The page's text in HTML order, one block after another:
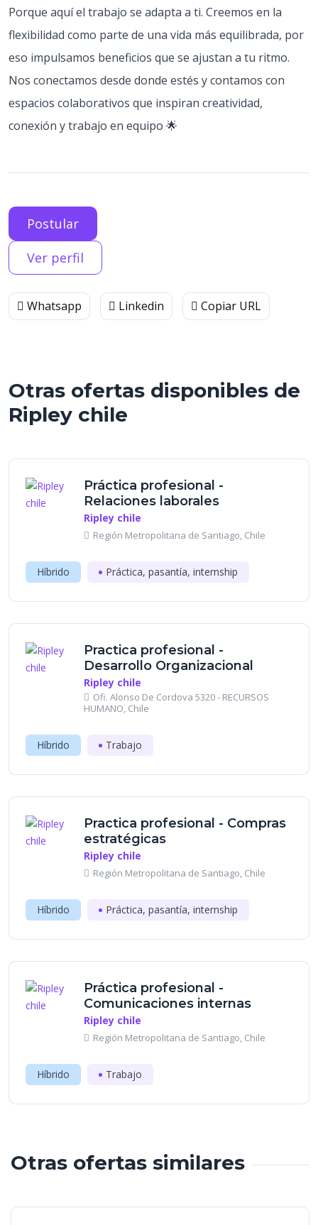
Porque aquí el trabajo se adapta a ti. Creemos en la
flexibilidad como parte de una vida más equilibrada, por
eso impulsamos beneficios que se ajustan a tu ritmo.
Nos conectamos desde donde estés y contamos con
espacios colaborativos que inspiran creatividad,
conexión y trabajo en equipo 🌟
Postular
Ver perfil
Whatsapp Linkedin Copiar URL
Otras ofertas disponibles de
Ripley chile
Práctica profesional -
Relaciones laborales
Ripley chile
Región Metropolitana de Santiago, Chile
Híbrido Práctica, pasantía, internship
Practica profesional -
Desarrollo Organizacional
Ripley chile
Ofi. Alonso De Cordova 5320 - RECURSOS
HUMANO, Chile
Híbrido Trabajo
Practica profesional - Compras
estratégicas
Ripley chile
Región Metropolitana de Santiago, Chile
Híbrido Práctica, pasantía, internship
Práctica profesional -
Comunicaciones internas
Ripley chile
Región Metropolitana de Santiago, Chile
Híbrido Trabajo
Otras ofertas similares